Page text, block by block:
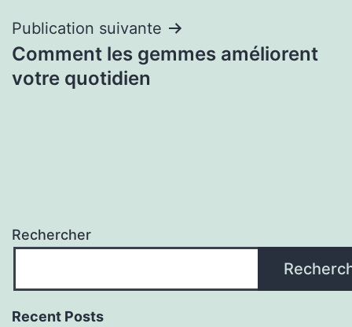
Publication suivante
Comment les gemmes améliorent
votre quotidien
Rechercher
Recent Posts